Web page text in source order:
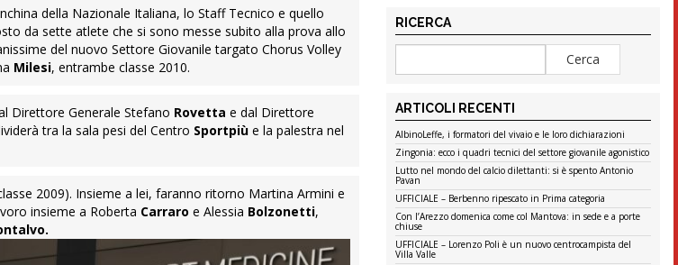
della Nazionale Italiana, lo Staff Tecnico e quello
da sette atlete che si sono messe subito alla prova allo
del nuovo Settore Giovanile targato Chorus Volley
Milesi, entrambe classe 2010.
Direttore Generale Stefano Rovetta e dal Direttore
tra la sala pesi del Centro Sportpiù e la palestra nel
2009). Insieme a lei, faranno ritorno Martina Armini e
insieme a Roberta Carraro e Alessia Bolzonetti,
RICERCA
ARTICOLI RECENTI
AlbinoLeffe, i formatori del vivaio e le loro dichiarazioni
Zingonia: ecco i quadri tecnici del settore giovanile agonistico
Lutto nel mondo del calcio dilettanti: si è spento Antonio
Pavan
UFFICIALE – Berbenno ripescato in Prima categoria
Con l’Arezzo domenica come col Mantova: in sede e a porte
chiuse
UFFICIALE – Lorenzo Poli è un nuovo centrocampista del
Villa Valle